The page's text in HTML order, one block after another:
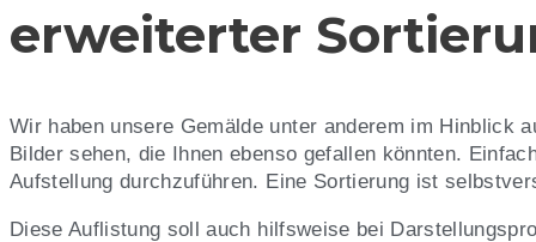
erweiterter
Wir haben unsere Gemälde unter anderem im Hinblick
Bilder sehen, die Ihnen ebenso gefallen könnten.
Aufstellung durchzuführen. Eine Sortierung ist
Diese Auflistung soll auch hilfsweise bei